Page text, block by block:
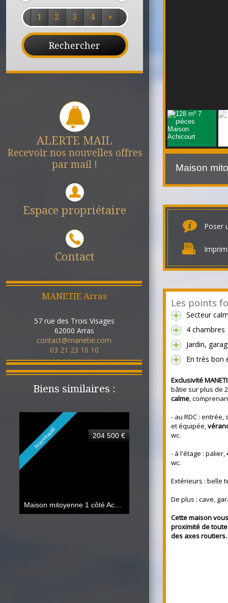
1 2 3 4 +
ALERTE MAIL
Recevoir nos nouvelles offres
par mail !
Espace propriétaire
Contact
MANETIE Arras
57 rue des Trois Visages
62000 Arras
contact@manetie.com
03 21 23 10 10
Biens similaires :
Nouveauté 204 500 €
Maison mitoyenne 1 côté Achicourt
Maison
Poser
Les points
Secteur
4 chambres
Jardin,
En très bon
Exclusivité
bâtie sur plus de
calme,
- au RDC :
et équipée,
wc.
- à l'étage : palier,
wc.
Extérieurs : belle
De plus : cave,
Cette maison
proximité de
des axes routiers.